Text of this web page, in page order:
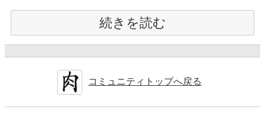
続きを読む
コミュニティトップへ戻る